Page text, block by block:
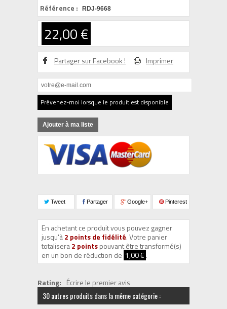
Référence : RDJ-9668
22,00 €
Partager sur Facebook ! Imprimer
Prévenez-moi lorsque le produit est disponible
Ajouter à ma liste
Tweet Partager Google+ Pinterest
En achetant ce produit vous pouvez gagner
jusqu'à2 points de fidélité. Votre panier
totalisera2 pointspouvant être transformé(s)
en un bon de réduction de 1,00 € .
Rating: Écrire le premier avis
30 autres produits dans la même catégorie :